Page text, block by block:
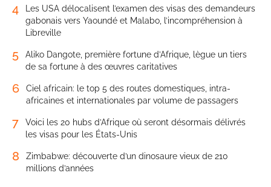
4
Les USA délocalisent l’examen des visas des demandeurs
gabonais vers Yaoundé et Malabo, l’incompréhension à
Libreville
5
Aliko Dangote, première fortune d’Afrique, lègue un tiers
de sa fortune à des œuvres caritatives
6
Ciel africain: le top 5 des routes domestiques, intra-
africaines et internationales par volume de passagers
7
Voici les 20 hubs d’Afrique où seront désormais délivrés
les visas pour les États-Unis
8
Zimbabwe: découverte d’un dinosaure vieux de 210
millions d’années